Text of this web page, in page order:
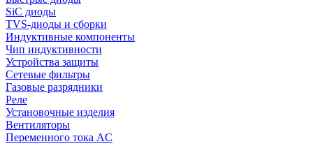
SiC диоды
TVS-диоды и сборки
Индуктивные компоненты
Чип индуктивности
Устройства защиты
Сетевые фильтры
Газовые разрядники
Реле
Установочные изделия
Вентиляторы
Переменного тока AC